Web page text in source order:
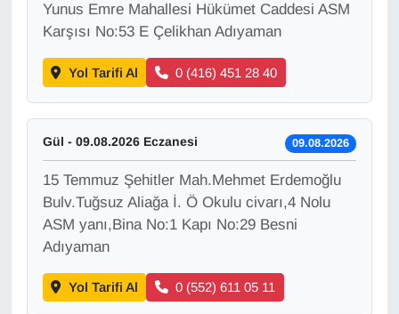
Yunus Emre Mahallesi Hükümet Caddesi ASM
Karşısı No:53 E Çelikhan Adıyaman
Yol Tarifi Al 0 (416) 451 28 40
Gül - 09.08.2026 Eczanesi 09.08.2026
15 Temmuz Şehitler Mah.Mehmet Erdemoğlu
Bulv.Tuğsuz Aliağa İ. Ö Okulu civarı,4 Nolu
ASM yanı,Bina No:1 Kapı No:29 Besni
Adıyaman
Yol Tarifi Al 0 (552) 611 05 11
Vasıta
YAŞAM
YEREL